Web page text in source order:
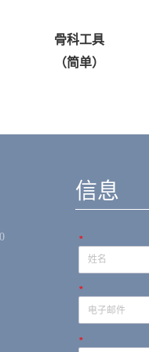
骨科工具
（简单）
信息
*
*
*